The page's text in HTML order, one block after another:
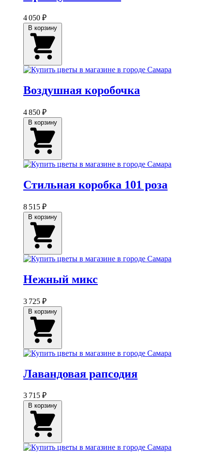
4 050 ₽
Воздушная коробочка
4 850 ₽
Стильная коробка 101 роза
8 515 ₽
Нежный микс
3 725 ₽
Лавандовая рапсодия
3 715 ₽